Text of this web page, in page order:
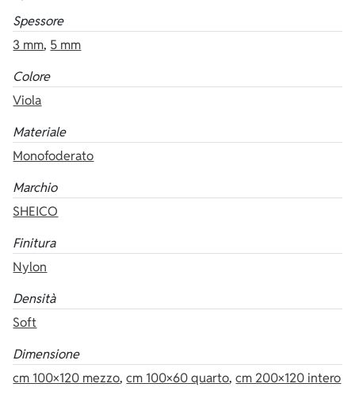
Spessore
3 mm, 5 mm
Colore
Viola
Materiale
Monofoderato
Marchio
SHEICO
Finitura
Nylon
Densità
Soft
Dimensione
cm 100×120 mezzo,cm 100×60 quarto,cm 200×120 intero